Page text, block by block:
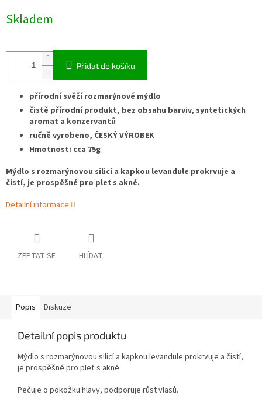
cena:
Skladem
Přidat do košíku
přírodní svěží rozmarýnové mýdlo
čistě přírodní produkt, bez obsahu barviv, syntetických
aromat a konzervantů
ručně vyrobeno, ČESKÝ VÝROBEK
Hmotnost: cca 75g
Mýdlo s rozmarýnovou silicí a kapkou levandule prokrvuje a
čistí, je prospěšné pro pleť s akné.
Detailní informace
ZEPTAT SE HLÍDAT
Popis Diskuze
Detailní popis produktu
Mýdlo s rozmarýnovou silicí a kapkou levandule prokrvuje a čistí,
je prospěšné pro pleť s akné.
Pečuje o pokožku hlavy, podporuje růst vlasů.